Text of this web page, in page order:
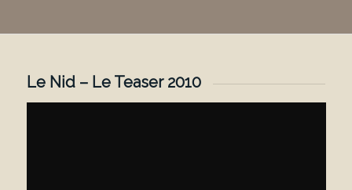
Le Nid – Le Teaser 2010